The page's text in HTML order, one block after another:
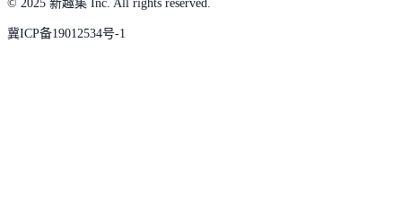
© 2025 新趣集 Inc. All rights reserved.
冀ICP备19012534号-1